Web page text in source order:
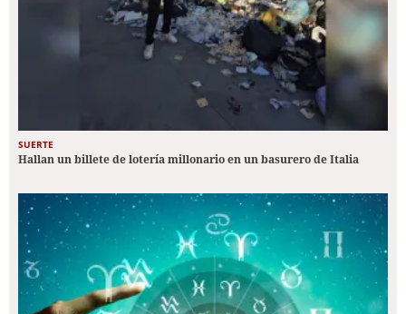
SUERTE
Hallan un billete de lotería millonario en un basurero de Italia